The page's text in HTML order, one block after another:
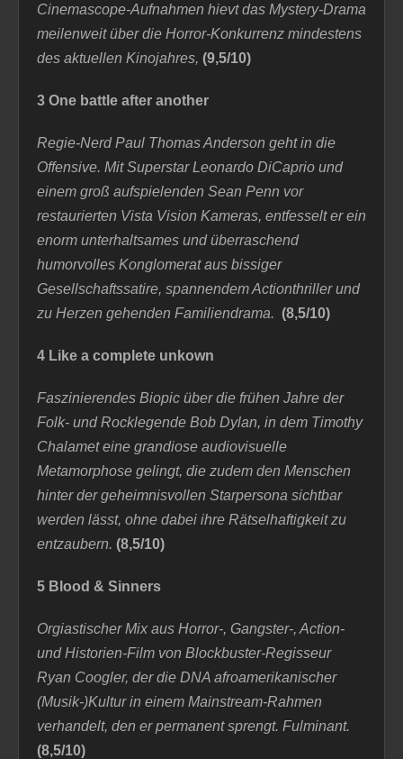
Cinemascope-Aufnahmen hievt das Mystery-Drama
meilenweit über die Horror-Konkurrenz mindestens
des aktuellen Kinojahres, (9,5/10)
3 One battle after another
Regie-Nerd Paul Thomas Anderson geht in die
Offensive. Mit Superstar Leonardo DiCaprio und
einem groß aufspielenden Sean Penn vor
restaurierten Vista Vision Kameras, entfesselt er ein
enorm unterhaltsames und überraschend
humorvolles Konglomerat aus bissiger
Gesellschaftssatire, spannendem Actionthriller und
zu Herzen gehenden Familiendrama. (8,5/10)
4 Like a complete unkown
Faszinierendes Biopic über die frühen Jahre der
Folk- und Rocklegende Bob Dylan, in dem Timothy
Chalamet eine grandiose audiovisuelle
Metamorphose gelingt, die zudem den Menschen
hinter der geheimnisvollen Starpersona sichtbar
werden lässt, ohne dabei ihre Rätselhaftigkeit zu
entzaubern. (8,5/10)
5 Blood & Sinners
Orgiastischer Mix aus Horror-, Gangster-, Action-
und Historien-Film von Blockbuster-Regisseur
Ryan Coogler, der die DNA afroamerikanischer
(Musik-)Kultur in einem Mainstream-Rahmen
verhandelt, den er permanent sprengt. Fulminant.
(8,5/10)